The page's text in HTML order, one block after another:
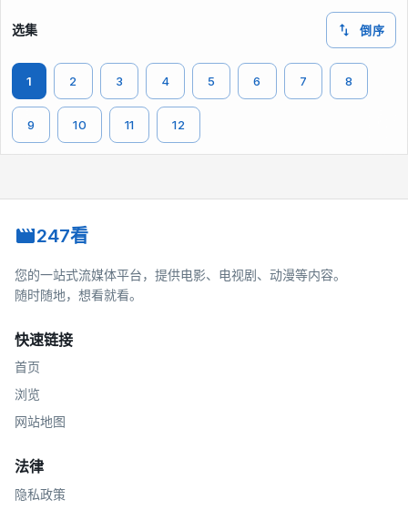
选集 倒序
1 2 3 4 5 6 7 8
9 10 11 12
247看
您的一站式流媒体平台，提供电影、电视剧、动漫等内容。
随时随地，想看就看。
快速链接
首页
浏览
网站地图
法律
隐私政策